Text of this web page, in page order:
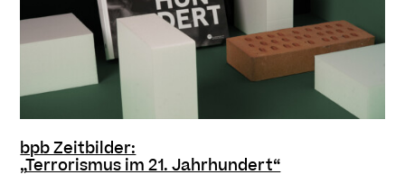
bpb Zeitbilder:
„Terrorismus im 21. Jahrhundert“